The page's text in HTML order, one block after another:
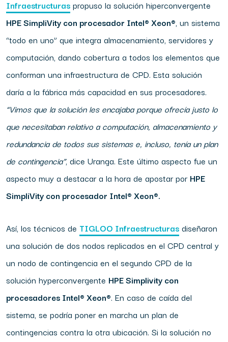
Infraestructuraspropuso la solución hiperconvergente
HPE SimpliVity con procesador Intel® Xeon®, un sistema
“todo en uno” que integra almacenamiento, servidores y
computación, dando cobertura a todos los elementos que
conforman una infraestructura de CPD. Esta solución
daría a la fábrica más capacidad en sus procesadores.
“Vimos que la solución les encajaba porque ofrecía justo lo
que necesitaban relativo a computación, almacenamiento y
redundancia de todos sus sistemas e, incluso, tenía un plan
de contingencia”, dice Uranga. Este último aspecto fue un
aspecto muy a destacar a la hora de apostar porHPE
SimpliVity con procesador Intel® Xeon®.
Así, los técnicos de TIGLOO Infraestructurasdiseñaron
una solución de dos nodos replicados en el CPD central y
un nodo de contingencia en el segundo CPD de la
solución hyperconvergente HPE Simplivity con
procesadores Intel® Xeon®. En caso de caída del
sistema, se podría poner en marcha un plan de
contingencias contra la otra ubicación. Si la solución no